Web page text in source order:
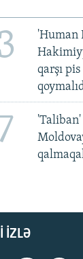
'Human
qarşı
IZLƏ